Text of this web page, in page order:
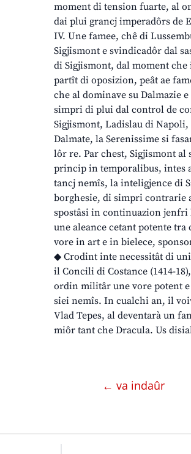
moment di tension fuarte, al
dai plui grancj imperadôrs de
IV. Une famee, chê di
Sigjismont e svindicadôr dal
di Sigjismont, dal moment
partît di oposizion, peât ae
che al dominave su Dalmazie
simpri di plui dal control de
Sigjismont, Ladislau di Napoli,
Dalmate, la Serenissime si
lôr re. Par chest, Sigjismont
princip in temporalibus, intes
tancj nemîs, la inteligjence di
borghesie, di simpri contrarie
spostâsi in continuazion jenfri
une aleance cetant potente
vore in art e in bielece,
◆ Crodint inte necessitât di
il Concili di Costance (1414-
ordin militâr une vore potent
siei nemîs. In cualchi an, il
Vlad Tepes, al deventarà un
miôr tant che Dracula. Us disial
← va indaûr